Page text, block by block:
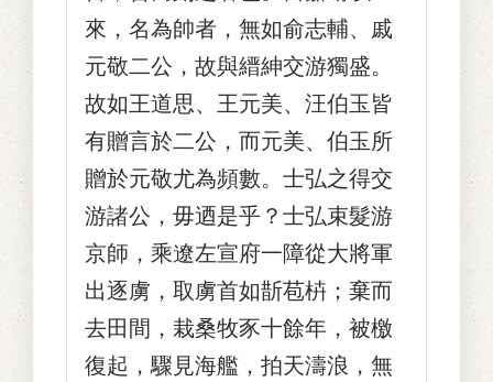
來，名為帥者，無如俞志輔、戚
元敬二公，故與縉紳交游獨盛。
故如王道思、王元美、汪伯玉皆
有贈言於二公，而元美、伯玉所
贈於元敬尤為頻數。士弘之得交
游諸公，毋迺是乎？士弘束髮游
京師，乘遼左宣府一障從大將軍
出逐虜，取虜首如斮苞枿；棄而
去田間，栽桑牧豕十餘年，被檄
復起，驟見海艦，拍天濤浪，無